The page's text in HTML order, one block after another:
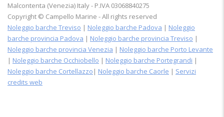
Malcontenta (Venezia) Italy - P.IVA 03068840275
Copyright © Campello Marine - All rights reserved
Noleggio barche Treviso | Noleggio barche Padova | Noleggio
barche provincia Padova | Noleggio barche provincia Treviso |
Noleggio barche provincia Venezia | Noleggio barche Porto Levante
| Noleggio barche Occhiobello | Noleggio barche Portegrandi |
Noleggio barche Cortellazzo | Noleggio barche Caorle | Servizi
credits web